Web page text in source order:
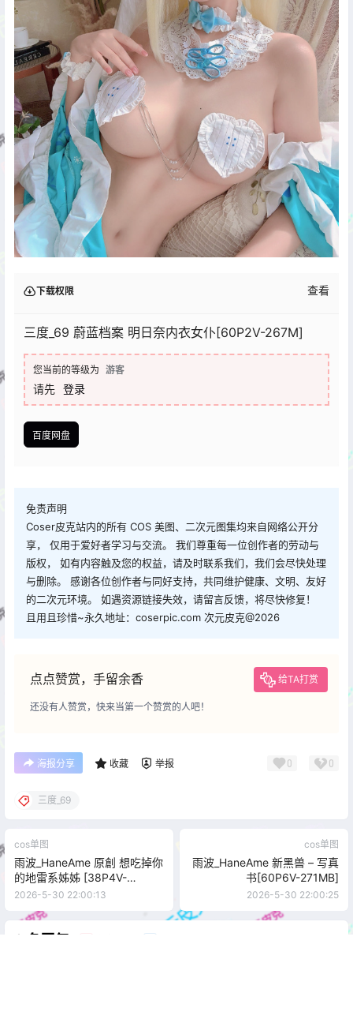
下载权限 查看
三度_69 蔚蓝档案 明日奈内衣女仆[60P2V-267M]
您当前的等级为 游客
请先 登录
百度网盘
免责声明
Coser皮克站内的所有 COS 美图、二次元图集均来自网络公开分
享， 仅用于爱好者学习与交流。 我们尊重每一位创作者的劳动与
版权， 如有内容触及您的权益，请及时联系我们，我们会尽快处理
与删除。 感谢各位创作者与同好支持，共同维护健康、文明、友好
的二次元环境。 如遇资源链接失效，请留言反馈，将尽快修复！
且用且珍惜~永久地址：coserpic.com 次元皮克@2026
点点赞赏，手留余香 给TA打赏
还没有人赞赏，快来当第一个赞赏的人吧！
海报分享 收藏 举报 0 0
三度_69
cos单图
雨波_HaneAme 原創 想吃掉你
的地雷系姊姊 [38P4V-
281MB]
2026-5-30 22:00:13
cos单图
雨波_HaneAme 新黑兽 – 写真
书[60P6V-271MB]
2026-5-30 22:00:25
0 条回复